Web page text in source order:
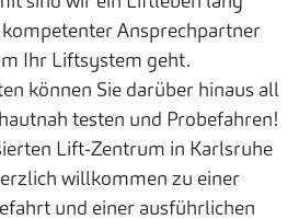
Ansprechpartner
Ihr Liftsystem geht.
können Sie darüber hinaus all
testen und Probefahren!
Lift-Zentrum in Karlsruhe
willkommen zu einer
und einer ausführlichen